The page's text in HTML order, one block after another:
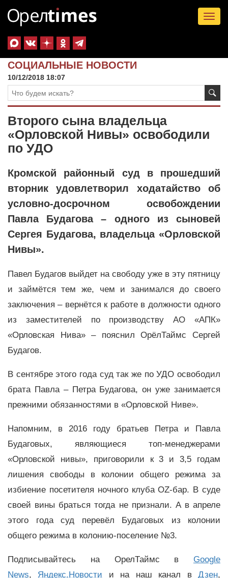
СОЦИАЛЬНЫЕ НОВОСТИ
10/12/2018 18:07
Второго сына владельца
«Орловской Нивы» освободили
по УДО
Кромской районный суд в прошедший
вторник удовлетворил ходатайство об
условно-досрочном освобождении
Павла Будагова – одного из сыновей
Сергея Будагова, владельца «Орловской
Нивы».
Павел Будагов выйдет на свободу уже в эту пятницу
и займётся тем же, чем и занимался до своего
заключения – вернётся к работе в должности одного
из заместителей по производству АО «АПК»
«Орловская Нива» – пояснил ОрёлТаймс Сергей
Будагов.
В сентябре этого года суд так же по УДО освободил
брата Павла – Петра Будагова, он уже занимается
прежними обязанностями в «Орловской Ниве».
Напомним, в 2016 году братьев Петра и Павла
Будаговых, являющиеся топ-менеджерами
«Орловской нивы», приговорили к 3 и 3,5 годам
лишения свободы в колонии общего режима за
избиение посетителя ночного клуба OZ-бар. В суде
своей вины браться тогда не признали. А в апреле
этого года суд перевёл Будаговых из колонии
общего режима в колонию-поселение №3.
Подписывайтесь на ОрелТаймс в Google
News, Яндекс.Новости и на наш канал вДзен,